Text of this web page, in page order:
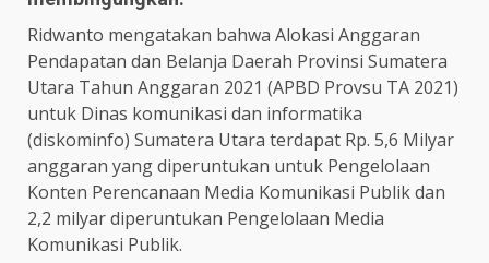
Ridwanto mengatakan bahwa Alokasi Anggaran
Pendapatan dan Belanja Daerah Provinsi Sumatera
Utara Tahun Anggaran 2021 (APBD Provsu TA 2021)
untuk Dinas komunikasi dan informatika
(diskominfo) Sumatera Utara terdapat Rp. 5,6 Milyar
anggaran yang diperuntukan untuk Pengelolaan
Konten Perencanaan Media Komunikasi Publik dan
2,2 milyar diperuntukan Pengelolaan Media
Komunikasi Publik.